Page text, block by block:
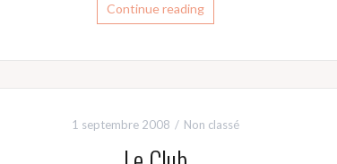
Continue reading
1 septembre 2008 Non classé